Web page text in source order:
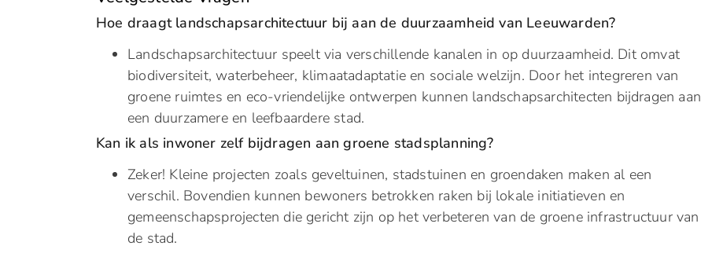
Hoe draagt landschapsarchitectuur bij aan de duurzaamheid van Leeuwarden?
Landschapsarchitectuur speelt via verschillende kanalen in op duurzaamheid. Dit omvat
biodiversiteit, waterbeheer, klimaatadaptatie en sociale welzijn. Door het integreren van
groene ruimtes en eco-vriendelijke ontwerpen kunnen landschapsarchitecten bijdragen aan
een duurzamere en leefbaardere stad.
Kan ik als inwoner zelf bijdragen aan groene stadsplanning?
Zeker! Kleine projecten zoals geveltuinen, stadstuinen en groendaken maken al een
verschil. Bovendien kunnen bewoners betrokken raken bij lokale initiatieven en
gemeenschapsprojecten die gericht zijn op het verbeteren van de groene infrastructuur van
de stad.